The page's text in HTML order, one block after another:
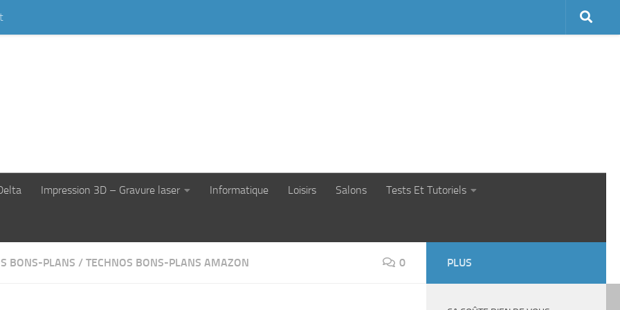
Impression 3D – Gravure laser Informatique Loisirs Salons Tests Et Tutoriels
BONS-PLANS / TECHNOS BONS-PLANS AMAZON 0 PLUS